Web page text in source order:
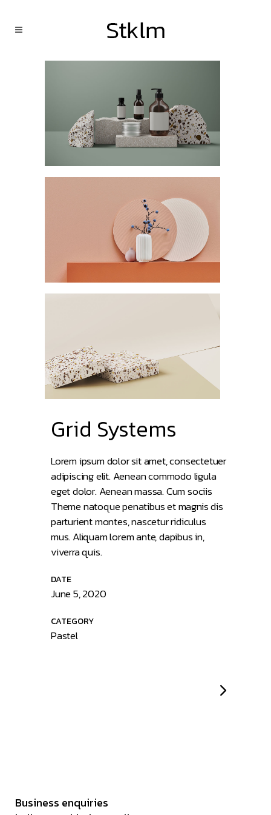
Grid Systems
Lorem ipsum dolor sit amet, consectetuer
adipiscing elit. Aenean commodo ligula
eget dolor. Aenean massa. Cum sociis
Theme natoque penatibus et magnis dis
parturient montes, nascetur ridiculus
mus. Aliquam lorem ante, dapibus in,
viverra quis.
DATE
June 5, 2020
CATEGORY
Pastel
Business enquiries